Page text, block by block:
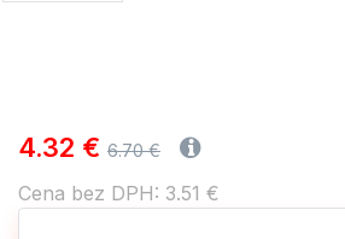
4.32 € 6.70 €
Cena bez DPH: 3.51 €